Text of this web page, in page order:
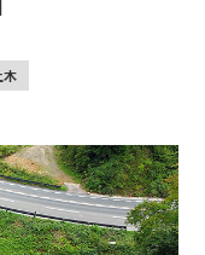
最新技術の革新
木